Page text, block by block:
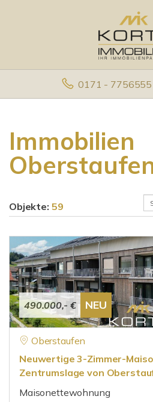
0171 - 7756555
Immobilien
Objekte: 59
490.000,- € NEU
Oberstaufen
Neuwertige 3-Zimmer-
Zentrumslage von
Maisonettewohnung